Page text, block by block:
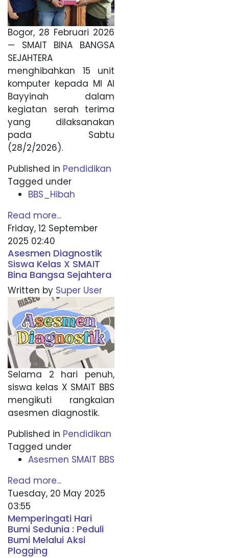
Bogor, 28 Februari 2026
— SMAIT BINA BANGSA
SEJAHTERA
menghibahkan 15 unit
komputer kepada MI Al
Bayyinah dalam
kegiatan serah terima
yang dilaksanakan
pada Sabtu
(28/2/2026).
Published in Pendidikan
Tagged under
BBS_Hibah
Read more...
Friday, 12 September
2025 02:40
Asesmen Diagnostik
Siswa Kelas X SMAIT
Bina Bangsa Sejahtera
Written by Super User
Selama 2 hari penuh,
siswa kelas X SMAIT BBS
mengikuti rangkaian
asesmen diagnostik.
Published in Pendidikan
Tagged under
Asesmen SMAIT BBS
Read more...
Tuesday, 20 May 2025
03:55
Memperingati Hari
Bumi Sedunia : Peduli
Bumi Melalui Aksi
Plogging